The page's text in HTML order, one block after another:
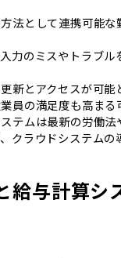
法として連携可能
力のミスやトラブ
新とアクセスが可
員の満足度も高まる
テムは最新の労働
クラウドシステム
給与計算シ